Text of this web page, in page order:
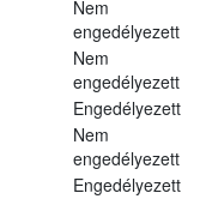
Nem
engedélyezett
Nem
engedélyezett
Engedélyezett
Nem
engedélyezett
Engedélyezett